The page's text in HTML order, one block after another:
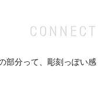
部分って、彫刻っぽい感